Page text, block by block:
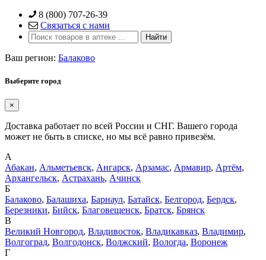
Skip
content
8 (800) 707-26-39
Связаться с нами
Ваш регион: Балаково
Выберите город
×
Доставка работает по всей России и СНГ. Вашего города
может не быть в списке, но мы всё равно привезём.
А
Абакан, Альметьевск, Ангарск, Арзамас, Армавир, Артём,
Архангельск, Астрахань, Ачинск
Б
Балаково, Балашиха, Барнаул, Батайск, Белгород, Бердск,
Березники, Бийск, Благовещенск, Братск, Брянск
В
Великий Новгород, Владивосток, Владикавказ, Владимир,
Волгоград, Волгодонск, Волжский, Вологда, Воронеж
Г